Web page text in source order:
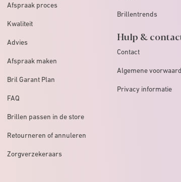
Afspraak proces
Kwaliteit
Advies
Afspraak maken
Bril Garant Plan
FAQ
Brillen passen in de store
Retourneren of annuleren
Zorgverzekeraars
Brillentrends
Hulp &
Contact
Algemene
Privacy informatie